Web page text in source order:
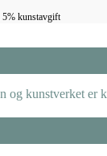
kunstavgift
kunstverket er